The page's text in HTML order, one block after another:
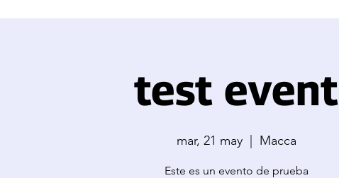
test event
mar, 21 may
  |
Macca
Este es un evento de prueba